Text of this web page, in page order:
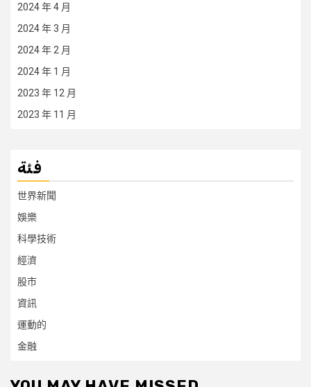
2024 年 4 月
2024 年 3 月
2024 年 2 月
2024 年 1 月
2023 年 12 月
2023 年 11 月
فئة
世界新聞
娛樂
科學技術
經濟
股市
資訊
運動的
金融